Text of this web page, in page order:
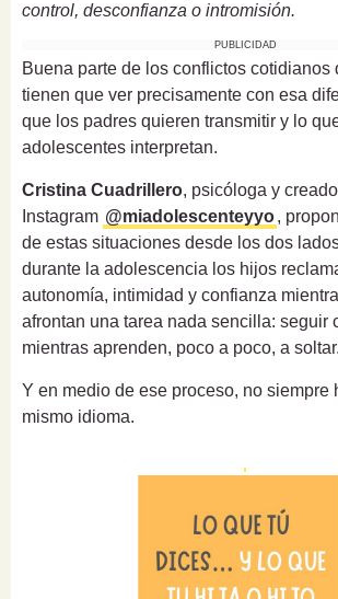
control, desconfianza o intromisión.
PUBLICIDAD
Buena parte de los conflictos cotidianos
tienen que ver precisamente con esa
que los padres quieren transmitir y lo
adolescentes interpretan.
Cristina Cuadrillero, psicóloga y
Instagram @miadolescenteyyo,
de estas situaciones desde los dos
durante la adolescencia los hijos
autonomía, intimidad y confianza
afrontan una tarea nada sencilla: seguir
mientras aprenden, poco a poco, a soltar.
Y en medio de ese proceso, no siempre
mismo idioma.